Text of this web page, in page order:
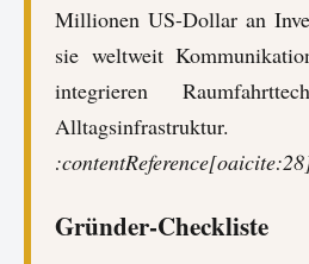
Millionen US-Dollar an
sie weltweit
integrieren
Alltagsinfrastruktur.
Gründer-Checkliste